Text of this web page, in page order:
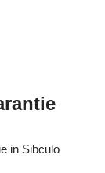
in Sibculo